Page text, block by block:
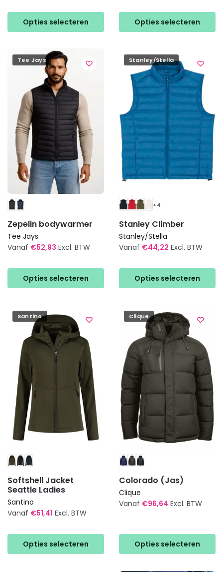
Opties selecteren
product
heeft
variaties.
Deze
gekozen
worden
op
de
productpagina
Opties selecteren
product
heeft
meerdere
Deze
optie
kan
gekozen
worden
op
de
productpagina
Tee Jays
Zepelin bodywarmer
Tee Jays
Vanaf €52,93 Excl. BTW
Opties selecteren
product
heeft
variaties.
Deze
optie
gekozen
worden
de
productpagina
Stanley/Stella
+4
Stanley Climber
Stanley/Stella
Vanaf €44,22 Excl. BTW
Opties selecteren
product
heeft
variaties.
Deze
kan
gekozen
worden
op
de
productpagina
Santino
Softshell Jacket
Seattle Ladies
Santino
Vanaf €51,41 Excl. BTW
Opties selecteren
product
heeft
Clique
Colorado (Jas)
Clique
Vanaf €96,64 Excl. BTW
Opties selecteren
product
heeft
meerdere
variaties.